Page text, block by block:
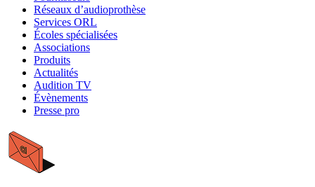
Réseaux d’audioprothèse
Services ORL
Écoles spécialisées
Associations
Produits
Actualités
Audition TV
Évènements
Presse pro